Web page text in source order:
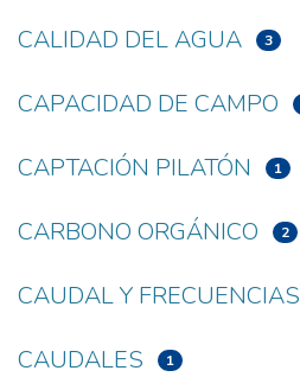
CALIDAD DEL AGUA 3
CAPACIDAD DE CAMPO
CAPTACIÓN PILATÓN 1
CARBONO ORGÁNICO 2
CAUDAL Y FRECUENCIAS
CAUDALES 1